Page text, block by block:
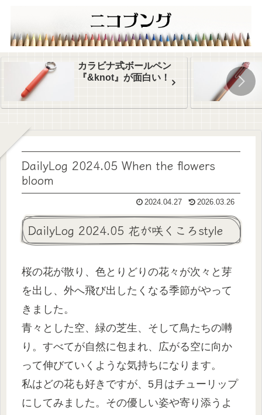
カラビナ式ボールペン
『&knot』が面白い！
DailyLog 2024.05 When the flowers
bloom
2024.04.27 2026.03.26
DailyLog 2024.05 花が咲くころstyle
桜の花が散り、色とりどりの花々が次々と芽
を出し、外へ飛び出したくなる季節がやって
きました。
青々とした空、緑の芝生、そして鳥たちの囀
り。すべてが自然に包まれ、広がる空に向か
って伸びていくような気持ちになります。
私はどの花も好きですが、5月はチューリップ
にしてみました。その優しい姿や寄り添うよ